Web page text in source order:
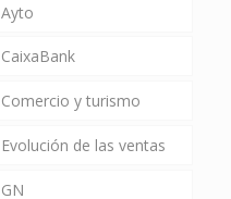
Ayto
CaixaBank
Comercio y turismo
Evolución de las ventas
GN